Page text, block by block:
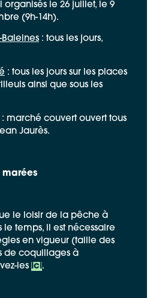
organisés le 26 juillet, le 9
(9h-14h).
Baleines : tous les jours,
: tous les jours sur les places
ainsi que sous les
: marché couvert ouvert tous
Jaurès.
marées
le loisir de la pêche à
temps, il est nécessaire
en vigueur (taille des
de coquillages à
les ici.